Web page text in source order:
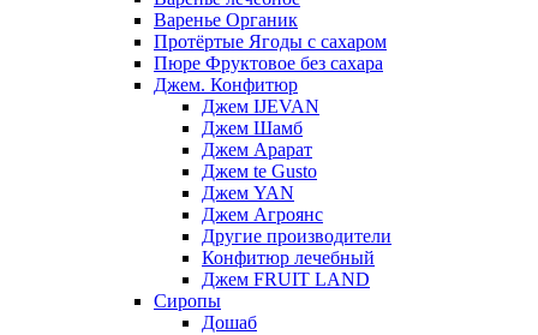
Варенье Органик
Протёртые Ягоды с сахаром
Пюре Фруктовое без сахара
Джем. Конфитюр
Джем IJEVAN
Джем Шамб
Джем Арарат
Джем te Gusto
Джем YAN
Джем Агроянс
Другие производители
Конфитюр лечебный
Джем FRUIT LAND
Сиропы
Дошаб